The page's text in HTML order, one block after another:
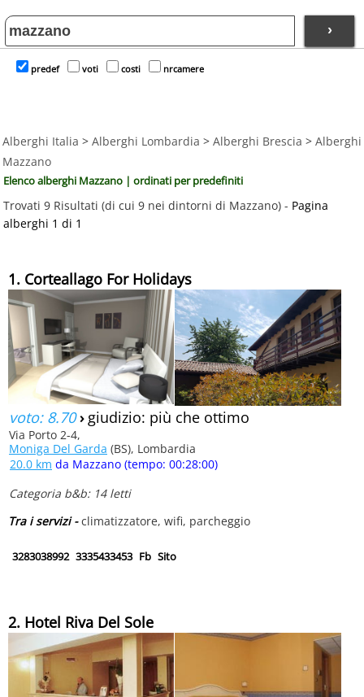
›
predef voti costi nrcamere
Alberghi Italia > Alberghi Lombardia > Alberghi Brescia > Alberghi
Mazzano
Elenco alberghi Mazzano | ordinati per predefiniti
Trovati 9 Risultati (di cui 9 nei dintorni di Mazzano) - Pagina
alberghi 1 di 1
1. Corteallago For Holidays
voto: 8.70› giudizio: più che ottimo
Via Porto 2-4,
Moniga Del Garda (BS), Lombardia
20.0 km da Mazzano (tempo: 00:28:00)
Categoria b&b: 14 letti
Tra i servizi -climatizzatore, wifi, parcheggio
3283038992 3335433453 Fb Sito
2. Hotel Riva Del Sole